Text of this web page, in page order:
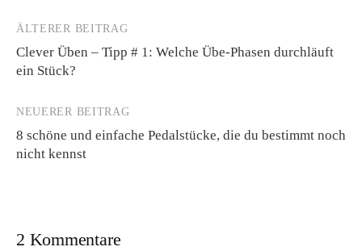
Beitrags-
Navigation
ÄLTERER BEITRAG
Clever Üben – Tipp # 1: Welche Übe-Phasen durchläuft
ein Stück?
NEUERER BEITRAG
8 schöne und einfache Pedalstücke, die du bestimmt noch
nicht kennst
2 Kommentare